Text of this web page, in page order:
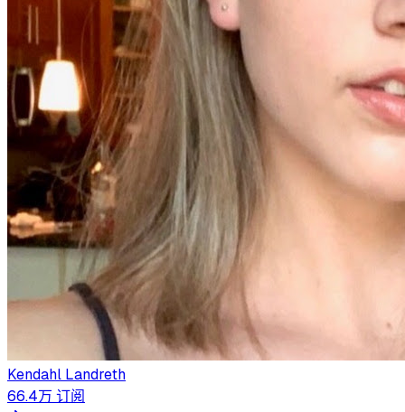
Kendahl Landreth
66.4万 订阅